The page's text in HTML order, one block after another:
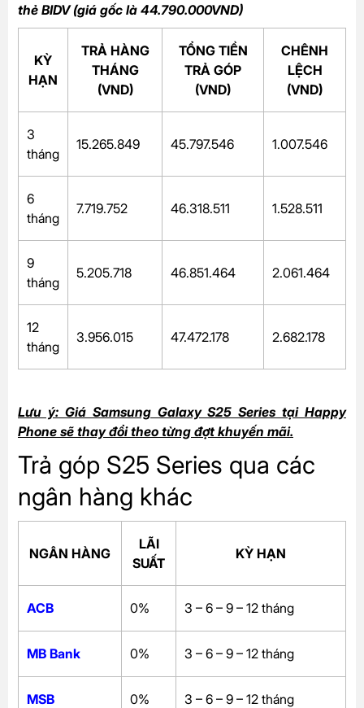
thẻ BIDV (giá gốc là 44.790.000VND)
KỲ
HẠN
TRẢ HÀNG
THÁNG
(VND)
TỔNG TIỀN
TRẢ GÓP
(VND)
CHÊNH
LỆCH
(VND)
3
tháng
15.265.849 45.797.546 1.007.546
6
tháng
7.719.752 46.318.511 1.528.511
9
tháng
5.205.718 46.851.464 2.061.464
12
tháng
3.956.015 47.472.178 2.682.178
Lưu ý: Giá Samsung Galaxy S25 Series tại Happy
Phone sẽ thay đổi theo từng đợt khuyến mãi.
Trả góp S25 Series qua các
ngân hàng khác
NGÂN HÀNG
LÃI
SUẤT
KỲ HẠN
ACB 0% 3 – 6 – 9 – 12 tháng
MB Bank 0% 3 – 6 – 9 – 12 tháng
MSB 0% 3 – 6 – 9 – 12 tháng